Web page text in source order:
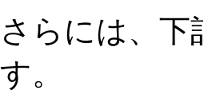
さらには、下
す。